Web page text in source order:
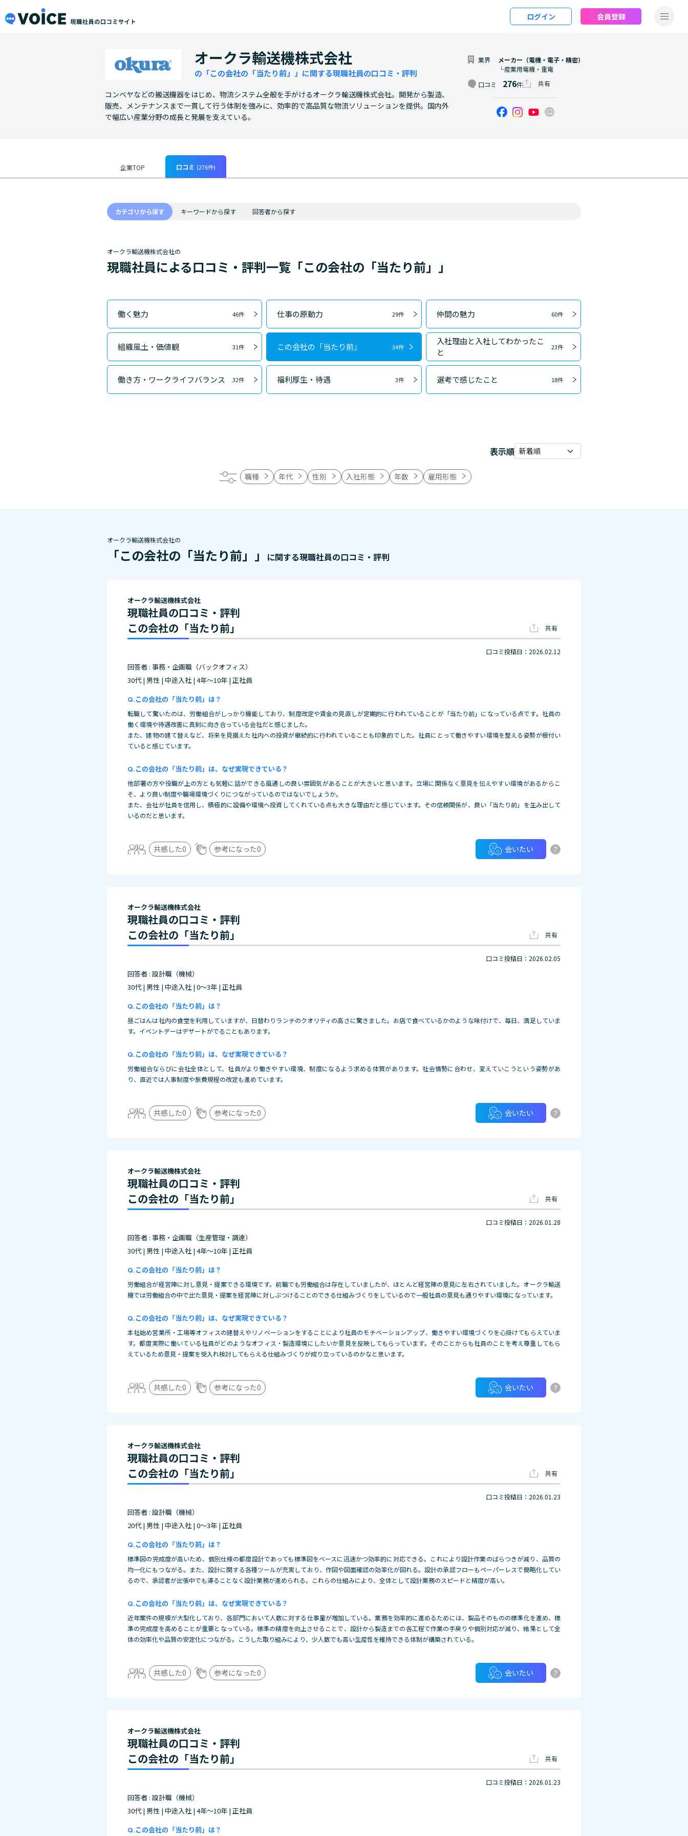
メインコンテンツにスキップ
ログイン 会員登録
オークラ輸送機株式会社
の「この会社の「当たり前」」に関する現職社員の口コミ・評判
コンベヤなどの搬送機器をはじめ、物流システム全般を手がけるオークラ輸送機株式会社。開発から製造、
販売、メンテナンスまで一貫して行う体制を強みに、効率的で高品質な物流ソリューションを提供。国内外
で幅広い産業分野の成長と発展を支えている。
業界
メーカー（電機・電子・精密）
└産業用電機・重電
口コミ 276件 共有
企業TOP 口コミ (276件)
カテゴリから探す キーワードから探す 回答者から探す
オークラ輸送機株式会社の
現職社員による口コミ・評判一覧「この会社の「当たり前」」
働く魅力 46件 仕事の原動力 29件 仲間の魅力 60件
組織風土・価値観 31件 この会社の「当たり前」 34件
入社理由と入社してわかったこ
と
23件
働き方・ワークライフバランス 32件 福利厚生・待遇 3件 選考で感じたこと 18件
表示順
職種 年代 性別 入社形態 年数 雇用形態
オークラ輸送機株式会社の
「この会社の「当たり前」」 に関する現職社員の口コミ・評判
オークラ輸送機株式会社
現職社員の口コミ・評判
この会社の「当たり前」
共有
口コミ投稿日：2026.02.12
回答者 : 事務・企画職（バックオフィス）
30代 | 男性 | 中途入社 | 4年～10年 | 正社員
この会社の「当たり前」は？
転職して驚いたのは、労働組合がしっかり機能しており、制度改定や賃金の見直しが定期的に行われていることが「当たり前」になっている点です。社員の
働く環境や待遇改善に真剣に向き合っている会社だと感じました。
また、建物の建て替えなど、将来を見据えた社内への投資が継続的に行われていることも印象的でした。社員にとって働きやすい環境を整える姿勢が根付い
ていると感じています。
この会社の「当たり前」は、なぜ実現できている？
他部署の方や役職が上の方とも気軽に話ができる風通しの良い雰囲気があることが大きいと思います。立場に関係なく意見を伝えやすい環境があるからこ
そ、より良い制度や職場環境づくりにつながっているのではないでしょうか。
また、会社が社員を信用し、積極的に設備や環境へ投資してくれている点も大きな理由だと感じています。その信頼関係が、良い「当たり前」を生み出して
いるのだと思います。
共感した0 参考になった0 会いたい ?
オークラ輸送機株式会社
現職社員の口コミ・評判
この会社の「当たり前」
共有
口コミ投稿日：2026.02.05
回答者 : 設計職（機械）
30代 | 男性 | 中途入社 | 0～3年 | 正社員
この会社の「当たり前」は？
昼ごはんは社内の食堂を利用していますが、日替わりランチのクオリティの高さに驚きました。お店で食べているかのような味付けで、毎日、満足していま
す。イベントデーはデザートがでることもあります。
この会社の「当たり前」は、なぜ実現できている？
労働組合ならびに会社全体として、社員がより働きやすい環境、制度になるよう求める体質があります。社会情勢に合わせ、変えていこうという姿勢があ
り、直近では人事制度や旅費規程の改定も進めています。
共感した0 参考になった0 会いたい ?
オークラ輸送機株式会社
現職社員の口コミ・評判
この会社の「当たり前」
共有
口コミ投稿日：2026.01.28
回答者 : 事務・企画職（生産管理・調達）
30代 | 男性 | 中途入社 | 4年～10年 | 正社員
この会社の「当たり前」は？
労働組合が経営陣に対し意見・提案できる環境です。前職でも労働組合は存在していましたが、ほとんど経営陣の意見に左右されていました。オークラ輸送
機では労働組合の中で出た意見・提案を経営陣に対しぶつけることのできる仕組みづくりをしているので一般社員の意見も通りやすい環境になっています。
この会社の「当たり前」は、なぜ実現できている？
本社始め営業所・工場等オフィスの建替えやリノベーションをすることにより社員のモチベーションアップ、働きやすい環境づくりを心掛けてもらえていま
す。都度実際に働いている社員がどのようなオフィス・製造環境にしたいか意見を反映してもらっています。そのことからも社員のことを考え尊重してもら
えているため意見・提案を受入れ検討してもらえる仕組みづくりが成り立っているのかなと思います。
共感した0 参考になった0 会いたい ?
オークラ輸送機株式会社
現職社員の口コミ・評判
この会社の「当たり前」
共有
口コミ投稿日：2026.01.23
回答者 : 設計職（機械）
20代 | 男性 | 中途入社 | 0～3年 | 正社員
この会社の「当たり前」は？
標準図の完成度が高いため、個別仕様の都度設計であっても標準図をベースに迅速かつ効率的に対応できる。これにより設計作業のばらつきが減り、品質の
均一化にもつながる。また、設計に関する各種ツールが充実しており、作図や図面確認の効率化が図れる。設計の承認フローもペーパーレスで簡略化してい
るので、承認者が出張中でも滞ることなく設計業務が進められる。これらの仕組みにより、全体として設計業務のスピードと精度が高い。
この会社の「当たり前」は、なぜ実現できている？
近年案件の規模が大型化しており、各部門において人数に対する仕事量が増加している。業務を効率的に進めるためには、製品そのものの標準化を進め、標
準の完成度を高めることが重要となっている。標準の精度を向上させることで、設計から製造までの各工程で作業の手戻りや個別対応が減り、結果として全
体の効率化や品質の安定化につながる。こうした取り組みにより、少人数でも高い生産性を維持できる体制が構築されている。
共感した0 参考になった0 会いたい ?
オークラ輸送機株式会社
現職社員の口コミ・評判
この会社の「当たり前」
共有
口コミ投稿日：2026.01.23
回答者 : 設計職（機械）
30代 | 男性 | 中途入社 | 4年～10年 | 正社員
この会社の「当たり前」は？